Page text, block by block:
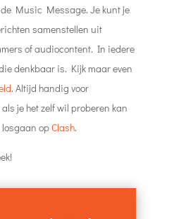
Music Message. Je kunt je
samenstellen uit
of audiocontent. In iedere
denkbaar is. Kijk maar even
. Altijd handig voor
je het zelf wil proberen kan
losgaan opClash.